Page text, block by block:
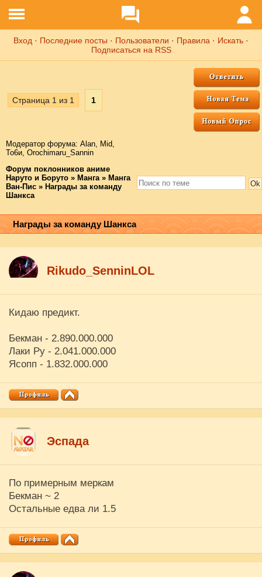
Вход · Последние посты · Пользователи · Правила · Искать ·
Подписаться на RSS
Страница 1 из 1 1
Модератор форума: Аlаn, Mid,
То6и, Orochimaru_Sannin
Форум поклонников аниме
Наруто и Боруто » Манга » Манга
Ван-Пис » Награды за команду
Шанкса
Награды за команду Шанкса
Rikudo_SenninLOL
Кидаю предикт.
Бекман - 2.890.000.000
Лаки Ру - 2.041.000.000
Ясопп - 1.832.000.000
Эспада
По примерным меркам
Бекман ~ 2
Остальные едва ли 1.5